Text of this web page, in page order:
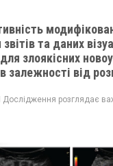
та даних
злоякісних
залежності від
рекомендаціями
Дослідження розглядає